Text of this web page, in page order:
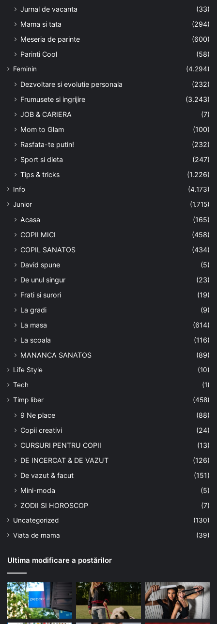
Jurnal de vacanta
(33)
Mama si tata
(294)
Meseria de parinte
(600)
Parinti Cool
(58)
Feminin (4.294)
Dezvoltare si evolutie personala
(232)
Frumusete si ingrijire
(3.243)
JOB & CARIERA
(7)
Mom to Glam
(100)
Rasfata-te putin!
(232)
Sport si dieta
(247)
Tips & tricks
(1.226)
Info
(4.173)
Junior
(1.715)
Acasa
(165)
COPII MICI
(458)
COPIL SANATOS
(434)
David spune
(5)
De unul singur
(23)
Frati si surori
(19)
La gradi
(9)
La masa
(614)
La scoala
(116)
MANANCA SANATOS
(89)
Life Style
(10)
Tech
(1)
Timp liber
(458)
9 Ne place
(88)
Copii creativi
(24)
CURSURI PENTRU COPII
(13)
DE INCERCAT & DE VAZUT
(126)
De vazut & facut
(151)
Mini-moda
(5)
ZODII SI HOROSCOP
(7)
Uncategorized
(130)
Viata de mama
(39)
Ultima modificare a postărilor